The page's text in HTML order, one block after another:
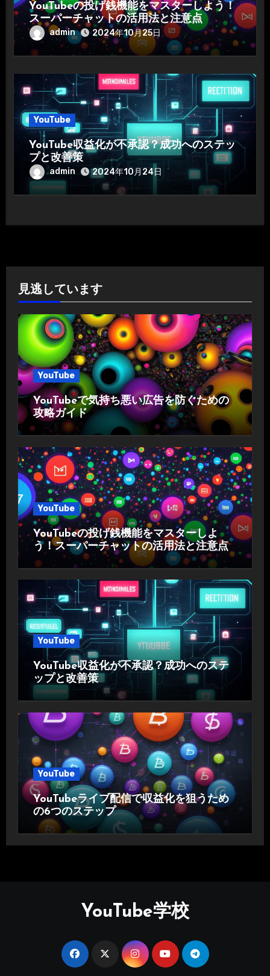
YouTubeの投げ銭機能をマスターしよう！
スーパーチャットの活用法と注意点
admin 2024年10月25日
YouTube
YouTube収益化が不承認？成功へのステッ
プと改善策
admin 2024年10月24日
見逃しています
YouTube
YouTubeで気持ち悪い広告を防ぐための
攻略ガイド
YouTube
YouTubeの投げ銭機能をマスターしよ
う！スーパーチャットの活用法と注意点
YouTube
YouTube収益化が不承認？成功へのステ
ップと改善策
YouTube
YouTubeライブ配信で収益化を狙うため
の6つのステップ
YouTube学校